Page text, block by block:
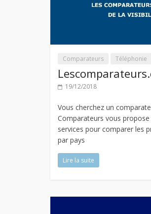
Comparateurs Téléphonie
19/12/2018
Vous cherchez un
Comparateurs vous
services pour comparer les
par pays
Lire la suite